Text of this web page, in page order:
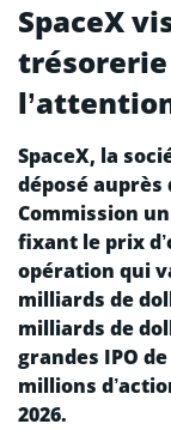
SpaceX
SpaceX, la
déposé auprès
Commission
fixant le prix
opération qui
milliards de
milliards de
grandes IPO
millions
2026.